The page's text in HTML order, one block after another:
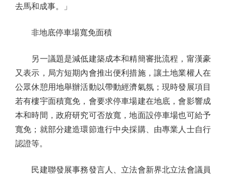
去馬和成事。」
非地底停車場寬免面積
另一議題是減低建築成本和精簡審批流程，甯漢豪
又表示，局方短期內會推出便利措施，讓土地業權人在
公眾休憩用地舉辦活動以帶動經濟氣氛；現時發展項目
若有樓宇面積寬免，會要求停車場建在地底，會影響成
本和時間，政府研究可否放寬，地面設停車場也可給予
寬免；就部分建造環節進行中央採購、由專業人士自行
認證等。
民建聯發展事務發言人、立法會新界北立法會議員